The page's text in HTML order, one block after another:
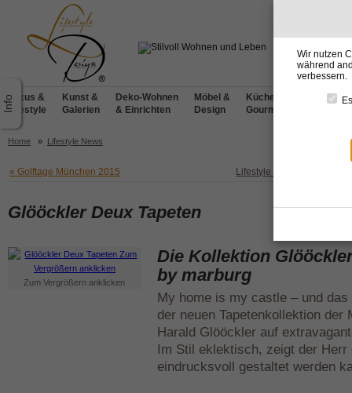
Luxus &
Lifestyle
Kunst &
Galerien
Deko-Wohnen
& Einrichten
Möbel &
Design
Küchen &
Gourmet
Home » Lifestyle News
« Golftage München 2015 Lifestyle News Übersicht
Glööckler Deux Tapeten
Zum Vergrößern anklicken
Die Kollektion
by marburg
My home is my castle – und
der neuen Tapetenkollektion der
Harald Glööckler auf
Im Stil eklektisch, zeigt der
eindrucksvoll gestaltet werden
Wir nutzen
während
verbessern.